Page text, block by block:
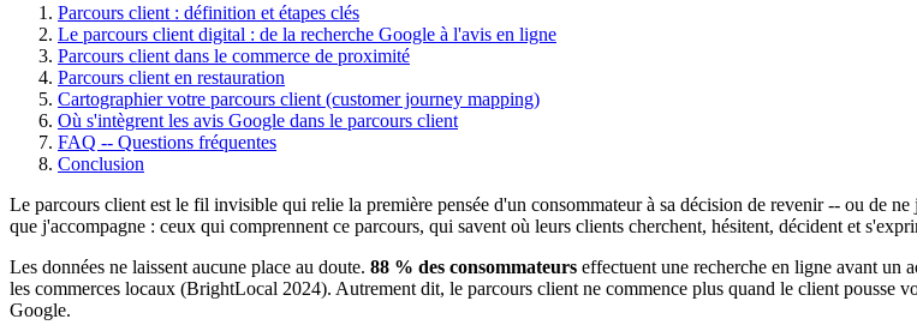
Parcours client : définition et étapes clés
Le parcours client digital : de la recherche Google à l'avis en ligne
Parcours client dans le commerce de proximité
Parcours client en restauration
Cartographier votre parcours client (customer journey mapping)
Où s'intègrent les avis Google dans le parcours client
FAQ -- Questions fréquentes
Conclusion
Le parcours client est le fil invisible qui relie la première pensée d'un consommateur à sa décision de revenir -- ou de
que j'accompagne : ceux qui comprennent ce parcours, qui savent où leurs clients cherchent, hésitent, décident et
Les données ne laissent aucune place au doute. 88 % des consommateurs effectuent une recherche en ligne avant un
les commerces locaux (BrightLocal 2024). Autrement dit, le parcours client ne commence plus quand le client pousse
Google.